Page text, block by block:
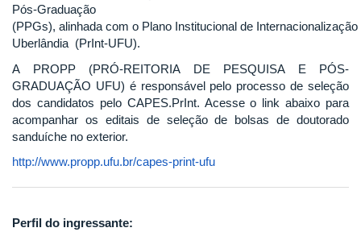
Pós‐Graduação
(PPGs), alinhada com o Plano Institucional de
Uberlândia (PrInt‐UFU).
A PROPP (PRÓ-REITORIA DE PESQUISA E PÓS-
GRADUAÇÃO UFU) é responsável pelo processo de seleção
dos candidatos pelo CAPES.PrInt. Acesse o link abaixo para
acompanhar os editais de seleção de bolsas de doutorado
sanduíche no exterior.
http://www.propp.ufu.br/capes-print-ufu
Perfil do ingressante: